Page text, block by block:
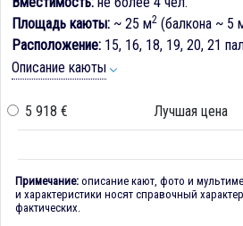
Площадь каюты: ~ 25 м2 (балкона ~ 5
Расположение: 15, 16, 18, 19, 20, 21
Описание каюты
5 918 € Лучшая цена
Примечание: описание кают, фото и
и характеристики носят справочный
фактических.